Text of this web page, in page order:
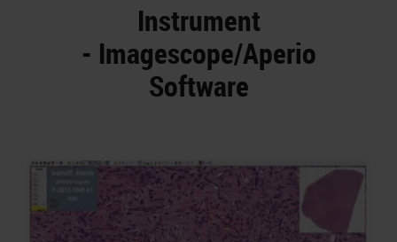
Instrument
- Imagescope/Aperio
Software